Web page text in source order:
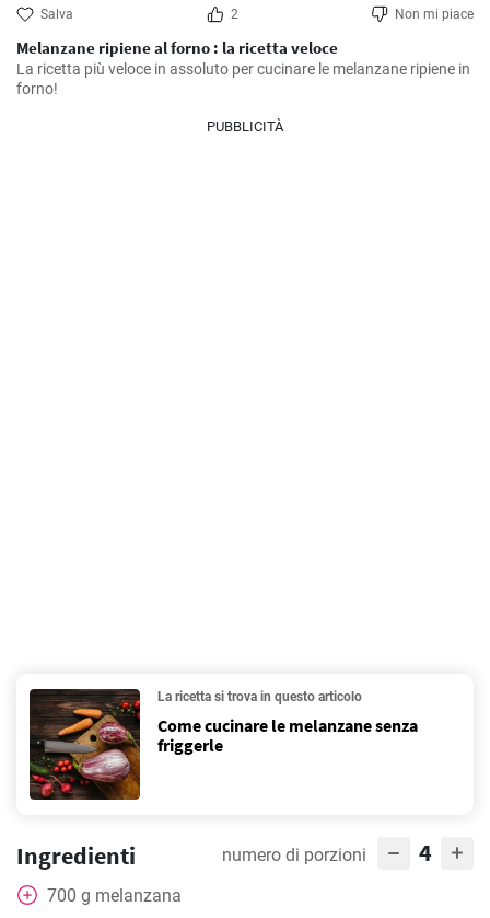
Salva 2 Non mi piace
Melanzane ripiene al forno : la ricetta veloce
La ricetta più veloce in assoluto per cucinare le melanzane ripiene in
forno!
PUBBLICITÀ
La ricetta si trova in questo articolo
Come cucinare le melanzane senza
friggerle
Ingredienti numero di porzioni 4
700 g melanzana